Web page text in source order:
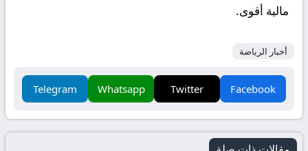
مالية أقوى.
أخبار الرياضة
Facebook
Twitter
Whatsapp
Telegram